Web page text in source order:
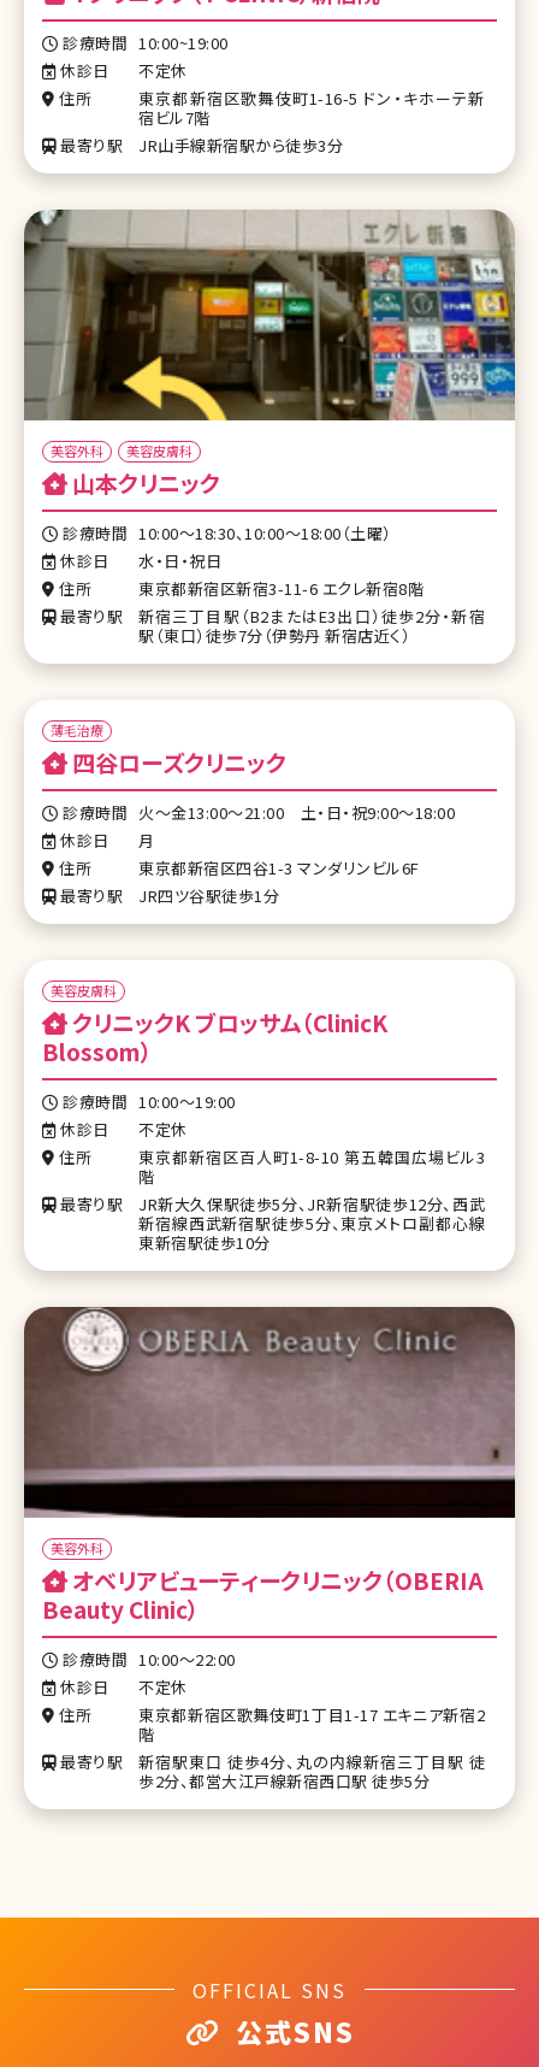
診療時間 10:00~19:00
休診日
不定休
住所
東京都新宿区歌舞伎町1-16-5 ドン・キホーテ新
宿ビル7階
最寄り駅
JR山手線新宿駅から徒歩3分
美容外科 美容皮膚科
山本クリニック
診療時間 10:00～18:30、10:00～18:00（土曜）
休診日
水・日・祝日
住所
東京都新宿区新宿3-11-6 エクレ新宿8階
最寄り駅
新宿三丁目駅（B2またはE3出口）徒歩2分・新宿
駅（東口）徒歩7分（伊勢丹 新宿店近く）
薄毛治療
四谷ローズクリニック
診療時間 火～金13:00～21:00 土・日・祝9:00～18:00
休診日
月
住所
東京都新宿区四谷1-3 マンダリンビル6F
最寄り駅
JR四ツ谷駅徒歩1分
美容皮膚科
Blossom）
診療時間 10:00～19:00
休診日
不定休
住所
東京都新宿区百人町1-8-10 第五韓国広場ビル3
階
最寄り駅
JR新大久保駅徒歩5分、JR新宿駅徒歩12分、西武
新宿線西武新宿駅徒歩5分、東京メトロ副都心線
東新宿駅徒歩10分
美容外科
Beauty Clinic）
診療時間 10:00～22:00
休診日
不定休
住所
東京都新宿区歌舞伎町1丁目1-17 エキニア新宿2
階
最寄り駅
新宿駅東口 徒歩4分、丸の内線新宿三丁目駅 徒
歩2分、都営大江戸線新宿西口駅 徒歩5分
OFFICIAL SNS
公式SNS